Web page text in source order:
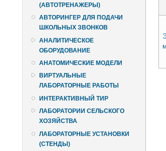
(АВТОТРЕНАЖЕРЫ)
АВТОРИНГЕР ДЛЯ ПОДАЧИ
ШКОЛЬНЫХ ЗВОНКОВ
АНАЛИТИЧЕСКОЕ
ОБОРУДОВАНИЕ
АНАТОМИЧЕСКИЕ МОДЕЛИ
ВИРТУАЛЬНЫЕ
ЛАБОРАТОРНЫЕ РАБОТЫ
ИНТЕРАКТИВНЫЙ ТИР
ЛАБОРАТОРИИ СЕЛЬСКОГО
ХОЗЯЙСТВА
ЛАБОРАТОРНЫЕ УСТАНОВКИ
(СТЕНДЫ)